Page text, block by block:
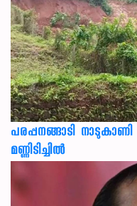
പരപ്പനങ്ങാടി
മണ്ണിടിച്ചില്‍